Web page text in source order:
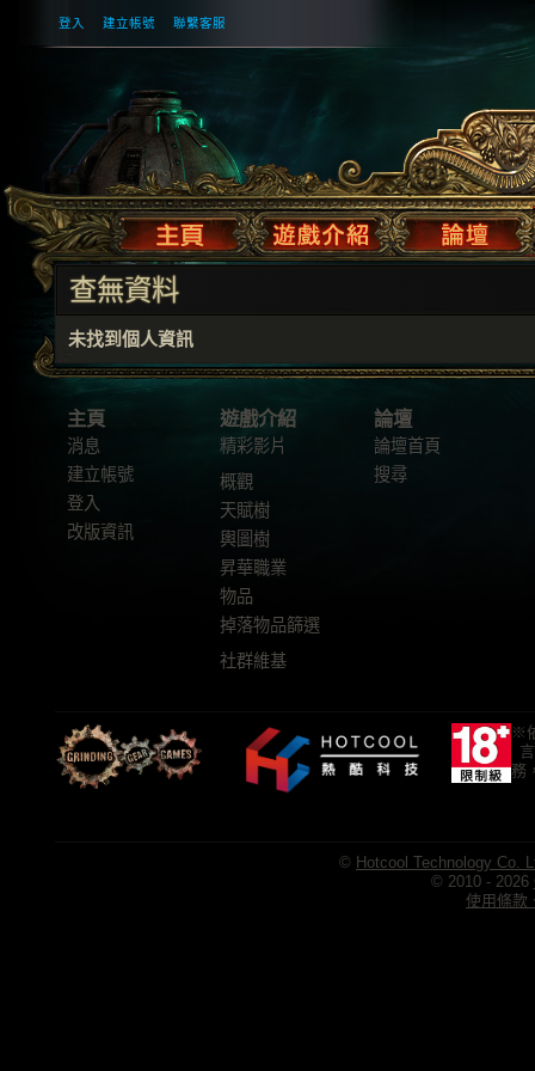
登入 建立帳號 聯繫客服
查無資料
未找到個人資訊
主頁
消息
建立帳號
登入
改版資訊
遊戲介紹
精彩影片
概觀
天賦樹
輿圖樹
昇華職業
物品
掉落物品篩選
社群維基
論壇
論壇首頁
搜尋
※
務
© Hotcool Technology Co.
© 2010 - 2026
使用條款